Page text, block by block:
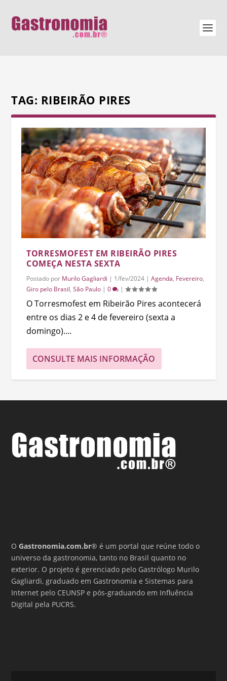
TAG: RIBEIRÃO PIRES
TORRESMOFEST EM RIBEIRÃO PIRES
COMEÇA NESTA SEXTA
Postado por Murilo Gagliardi | 1/fev/2024 |Agenda, Fevereiro,
Giro pelo Brasil,São Paulo |0 |
O Torresmofest em Ribeirão Pires acontecerá
entre os dias 2 e 4 de fevereiro (sexta a
domingo)....
CONSULTE MAIS INFORMAÇÃO
OGastronomia.com.br® é um portal que reúne todo o
universo da gastronomia, tanto no Brasil quanto no
exterior. O projeto é gerenciado pelo Gastrólogo Murilo
Gagliardi, graduado em Gastronomia e Sistemas para
Internet pelo CEUNSP e pós-graduando em Influência
Digital pela PUCRS.